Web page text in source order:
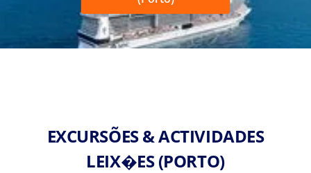
EXCURSÕES & ACTIVIDADES
LEIX�ES (PORTO)